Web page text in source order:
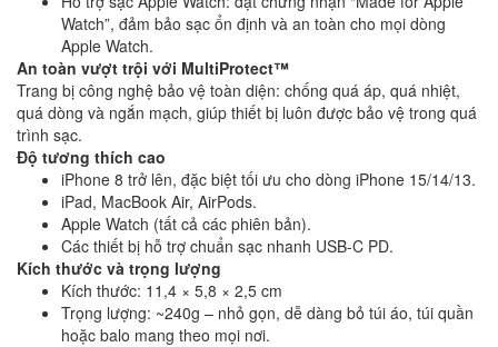
Watch”, đảm bảo sạc ổn định và an toàn cho mọi dòng
Apple Watch.
An toàn vượt trội với MultiProtect™
Trang bị công nghệ bảo vệ toàn diện: chống quá áp, quá nhiệt,
quá dòng và ngắn mạch, giúp thiết bị luôn được bảo vệ trong quá
trình sạc.
Độ tương thích cao
iPhone 8 trở lên, đặc biệt tối ưu cho dòng iPhone 15/14/13.
iPad, MacBook Air, AirPods.
Apple Watch (tất cả các phiên bản).
Các thiết bị hỗ trợ chuẩn sạc nhanh USB-C PD.
Kích thước và trọng lượng
Kích thước: 11,4 × 5,8 × 2,5 cm
Trọng lượng: ~240g – nhỏ gọn, dễ dàng bỏ túi áo, túi quần
hoặc balo mang theo mọi nơi.